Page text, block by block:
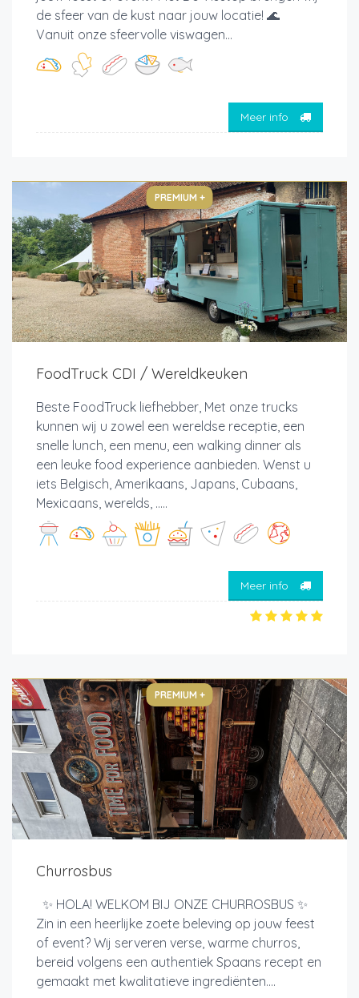
de sfeer van de kust naar jouw locatie! 🌊
Vanuit onze sfeervolle viswagen...
Meer info
PREMIUM +
FoodTruck CDI / Wereldkeuken
Beste FoodTruck liefhebber, Met onze trucks
kunnen wij u zowel een wereldse receptie, een
snelle lunch, een menu, een walking dinner als
een leuke food experience aanbieden. Wenst u
iets Belgisch, Amerikaans, Japans, Cubaans,
Mexicaans, werelds, .....
Meer info
PREMIUM +
Churrosbus
✨ HOLA! WELKOM BIJ ONZE CHURROSBUS ✨
Zin in een heerlijke zoete beleving op jouw feest
of event? Wij serveren verse, warme churros,
bereid volgens een authentiek Spaans recept en
gemaakt met kwalitatieve ingrediënten....